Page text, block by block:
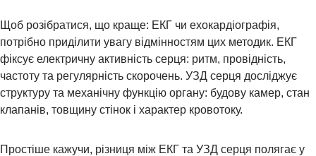
Додаткове повідомлення (залиште порожнім)
Ми цінуємо вашу приватність і не розповсюджуємо
дані
Щоб розібратися, що краще: ЕКГ чи ехокардіографія,
потрібно приділити увагу відмінностям цих методик. ЕКГ
фіксує електричну активність серця: ритм, провідність,
частоту та регулярність скорочень. УЗД серця досліджує
структуру та механічну функцію органу: будову камер, стан
клапанів, товщину стінок і характер кровотоку.
Простіше кажучи, різниця між ЕКГ та УЗД серця полягає у